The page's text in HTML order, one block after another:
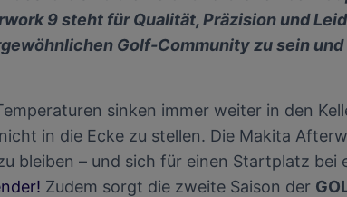
9 steht für Qualität, Präzision und
Golf-Community zu sein
sinken immer weiter in den
in die Ecke zu stellen. Die Makita
bleiben – und sich für einen Startplatz bei
Zudem sorgt die zweite Saison der
Standortdaten. Endgeräteeigenschaften zur Identifikation aktiv abfragen.
einem Endgerät. Personalisierte Werbung und Inhalte, Messung von
Zielgruppenforschung sowie Entwicklung und Verbesserung von